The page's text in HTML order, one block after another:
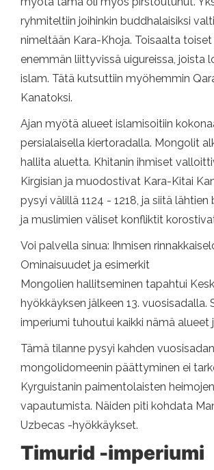
ryhmiteltiin joihinkin buddhalaisiksi
nimeltään Kara-Khoja. Toisaalta
enemmän liittyvissä uigureissa, joista
islam. Tätä kutsuttiin myöhemmin
Kanatoksi.
Ajan myötä alueet islamisoitiin
persialaisella kiertoradalla. Mongolit
hallita aluetta. Khitanin ihmiset
Kirgisian ja muodostivat Kara-Kitai
pysyi välillä 1124 - 1218, ja siitä
ja muslimien väliset konfliktit
Voi palvella sinua: Ihmisen
Ominaisuudet ja esimerkit
Mongolien hallitseminen tapahtui
hyökkäyksen jälkeen 13. vuosisadalla.
imperiumi tuhoutui kaikki nämä alueet
Tämä tilanne pysyi kahden
mongolidomeenin päättyminen ei
Kyrguistanin paimentolaisten heimojen
vapautumista. Näiden piti kohdata
Uzbecas -hyökkäykset.
Timurid -imperiumi